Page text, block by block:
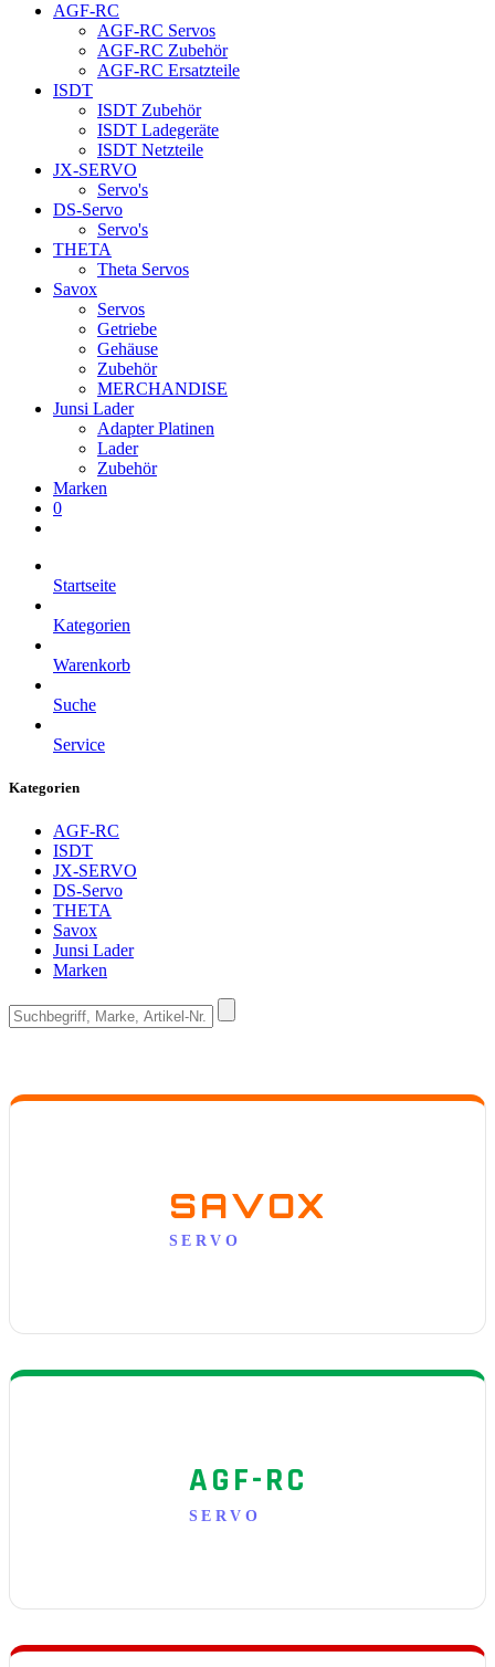
AGF-RC
AGF-RC Servos
AGF-RC Zubehör
AGF-RC Ersatzteile
ISDT
ISDT Zubehör
ISDT Ladegeräte
ISDT Netzteile
JX-SERVO
Servo's
DS-Servo
Servo's
THETA
Theta Servos
Savox
Servos
Getriebe
Gehäuse
Zubehör
MERCHANDISE
Junsi Lader
Adapter Platinen
Lader
Zubehör
Marken
0
Startseite
Kategorien
Warenkorb
Suche
Service
Kategorien
AGF-RC
ISDT
JX-SERVO
DS-Servo
THETA
Savox
Junsi Lader
Marken
SAVOX
SERVO
AGF-RC
SERVO